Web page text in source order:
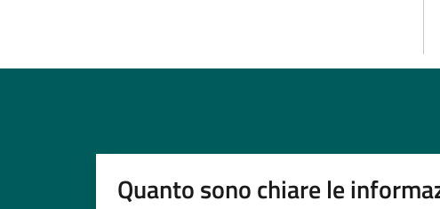
Quanto sono chiare le